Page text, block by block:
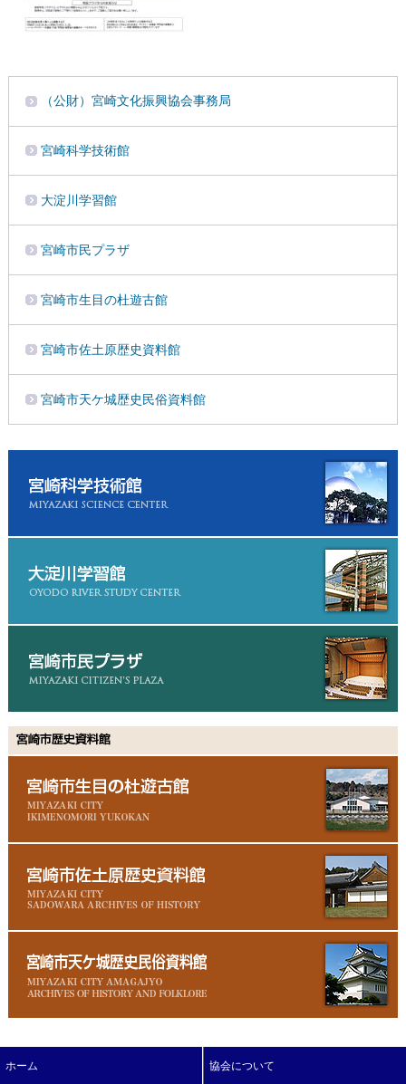
（公財）宮崎文化振興協会事務局
宮崎科学技術館
大淀川学習館
宮崎市民プラザ
宮崎市生目の杜遊古館
宮崎市佐土原歴史資料館
宮崎市天ケ城歴史民俗資料館
ホーム 協会について